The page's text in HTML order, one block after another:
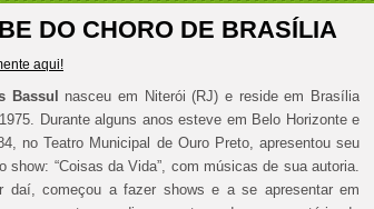
DO CHORO DE BRASÍLIA
aqui!
Bassul
nasceu em Niterói (RJ) e reside em Brasília
Durante alguns anos esteve em Belo Horizonte e
no Teatro Municipal de Ouro Preto, apresentou seu
show: “Coisas da Vida”, com músicas de sua autoria.
daí, começou a fazer shows e a se apresentar em